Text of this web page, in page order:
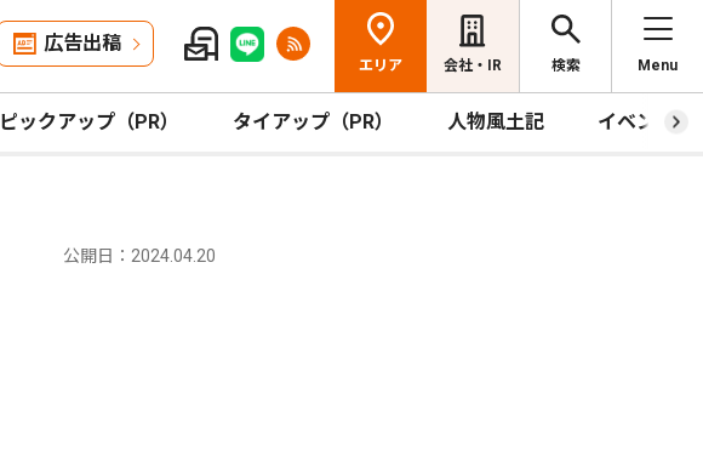
広告出稿
エリア 会社・IR 検索 Menu
ピックアップ（PR） タイアップ（PR） 人物風土記 イベント
公開日：2024.04.20